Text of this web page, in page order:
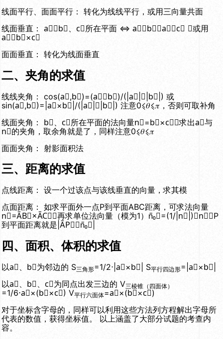
线面平行、面面平行： 转化为线线平行，或用三向量共面
线面垂直： a⃑⟂b⃑、c⃑所在平面 ⇔ a⃑⟂b⃑∧a⃑⟂c⃑ ，或用
a⃑∥b⃑×c⃑
面面垂直： 转化为线面垂直
二、夹角的求值
线线夹角： cos(a⃑,b⃑)=(a⃑⋅b⃑)/(|a⃑|⋅|b⃑|) 或
sin(a⃑,b⃑)=|a⃑×b⃑|/(|a⃑|⋅|b⃑|) 注意0⩽𝜃⩽𝜋，否则可取补角
线面夹角： b⃑、c⃑所在平面的法向量n⃑=b⃑×c⃑，求出a⃑与
n⃑的夹角，取余角就是了，同样注意0⩽𝜃⩽𝜋
面面夹角： 射影面积法
三、距离的求值
点线距离： 设一个过该点与该线垂直的向量，求其模
点面距离： 如求平面外一点P到平面ABC距离，可求法向量
n⃑=ĀB⃑×ĀC⃑，再求单位法向量（模为1）n̄₀⃑=(1/|n⃑|)⋅n⃑，P
到平面距离就是|ĀP⃑⋅n̄₀⃑|
四、面积、体积的求值
以a⃑、b⃑为邻边的 S三角形=1/2⋅|a⃑×b⃑| S平行四边形=|a⃑×b⃑|
以a⃑、b⃑、c⃑为同点出发三边的 V三棱锥（四面体）
=1/6⋅a⃑×(b⃑×c⃑) V平行六面体=a⃑×(b⃑×c⃑)
对于坐标含字母的，同样可以利用这些方法列方程解出字母所
代表的数值，获得坐标值。 以上涵盖了大部分试题的考查内
容。